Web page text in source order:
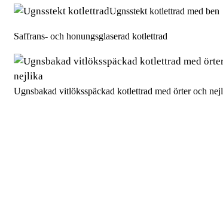
Ugnsstekt kotlettrad med ben
Saffrans- och honungsglaserad kotlettrad
Ugnsbakad vitlöksspäckad kotlettrad med örter och